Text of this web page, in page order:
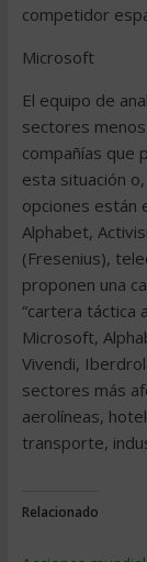
competidor
Microsoft
El equipo de
sectores
compañías que
esta situación
opciones están
Alphabet,
(Fresenius),
proponen una
“cartera táctica
Microsoft,
Vivendi,
sectores más
aerolíneas,
transporte,
Relacionado